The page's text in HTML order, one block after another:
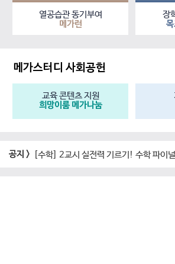
열공습관 동기부여
메가런
장
메가스터디 사회공헌
교육 콘텐츠 지원
희망이룸 메가나눔
공지 > [수학] 2교시 실전력 기르기! 수학 파이